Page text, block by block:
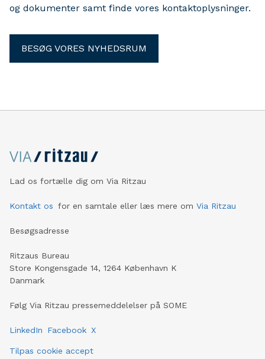
Picasso og Man Ray. Winthers samling iscenesættes i
og dokumenter samt finde vores kontaktoplysninger.
BESØG VORES NYHEDSRUM
Lad os fortælle dig om Via Ritzau
Kontakt os for en samtale eller læs mere om Via Ritzau
Besøgsadresse
Ritzaus Bureau
Store Kongensgade 14, 1264 København K
Danmark
Følg Via Ritzau pressemeddelelser på SOME
LinkedIn Facebook X
Tilpas cookie accept